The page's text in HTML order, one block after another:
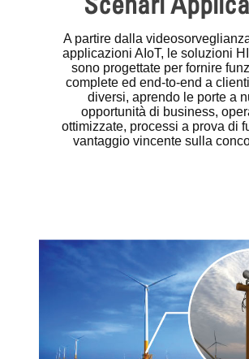
A partire dalla
applicazioni AIoT, le soluzioni
sono progettate per fornire
complete ed end-to-end a
diversi, aprendo le porte a
opportunità di business,
ottimizzate, processi a prova di
vantaggio vincente sulla